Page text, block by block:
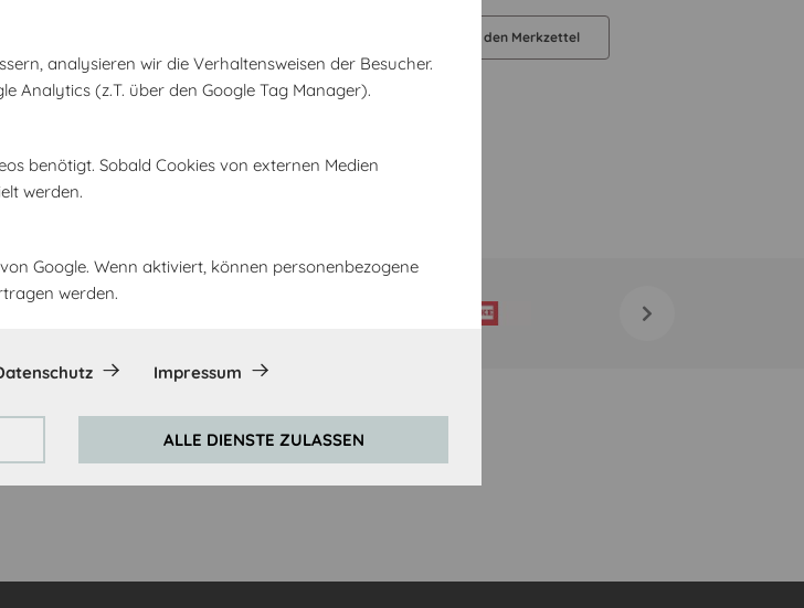
analysieren wir die Verhaltensweisen der Besucher.
Analytics (z.T. über den Google Tag Manager).
benötigt. Sobald Cookies von externen Medien
werden.
Google. Wenn aktiviert, können personenbezogene
werden.
Impressum
ALLE DIENSTE ZULASSEN
Auf den Merkzettel